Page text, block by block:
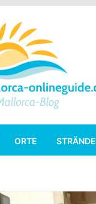
ORTE STRÄNDE